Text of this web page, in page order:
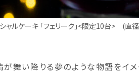
ャルケーキ 「フェリーク」<限定10台>
が舞い降りる夢のような物語をイメ